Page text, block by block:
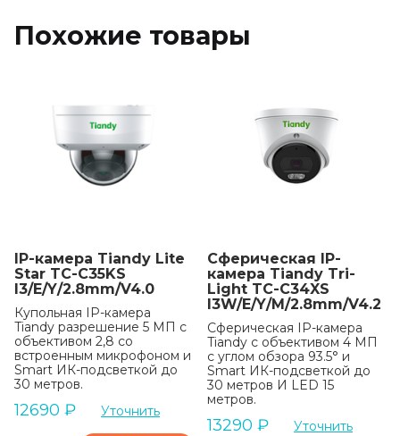
Похожие товары
IP-камера Tiandy Lite
Star TC-C35KS
I3/E/Y/2.8mm/V4.0
Купольная IP-камера
Tiandy разрешение 5 МП с
объективом 2,8 со
встроенным микрофоном и
Smart ИК-подсветкой до
30 метров.
12690 ₽ Уточнить
Сферическая IP-
камера Tiandy Tri-
Light TC-C34XS
I3W/E/Y/M/2.8mm/V4.2
Сферическая IP-камера
Tiandy с объективом 4 МП
с углом обзора 93.5° и
Smart ИК-подсветкой до
30 метров И LED 15
метров.
13290 ₽ Уточнить